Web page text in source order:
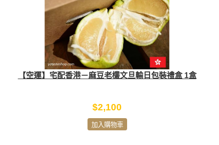
【空運】宅配香港－麻豆老欉文旦輸日包裝禮盒 1盒
$2,100
加入購物車